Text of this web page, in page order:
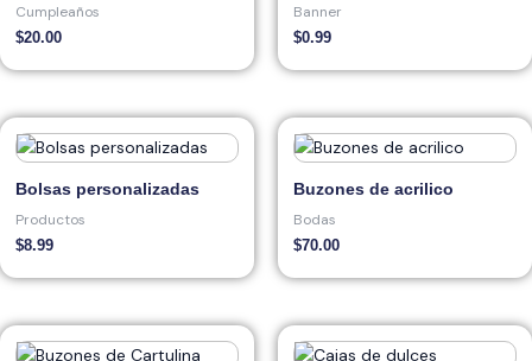
Cumpleaños
$20.00
Banner
$0.99
Bolsas personalizadas
Productos
$8.99
Buzones de acrilico
Bodas
$70.00